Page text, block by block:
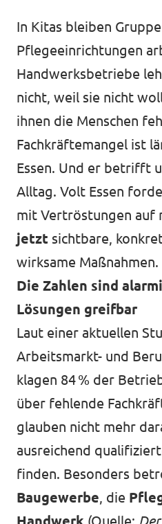
Datenschutz
Impressum
In Kitas bleiben
Pflegeeinrichtungen
Handwerksbetriebe
nicht, weil sie nicht
ihnen die Menschen
Fachkräftemangel ist
Essen. Und er betrifft
Alltag. Volt Essen
mit Vertröstungen auf
jetzt sichtbare,
wirksame Maßnahmen.
Die Zahlen sind
Lösungen greifbar
Laut einer aktuellen
Arbeitsmarkt- und
klagen 84 % der
über fehlende
glauben nicht mehr
ausreichend
finden. Besonders
Baugewerbe, die